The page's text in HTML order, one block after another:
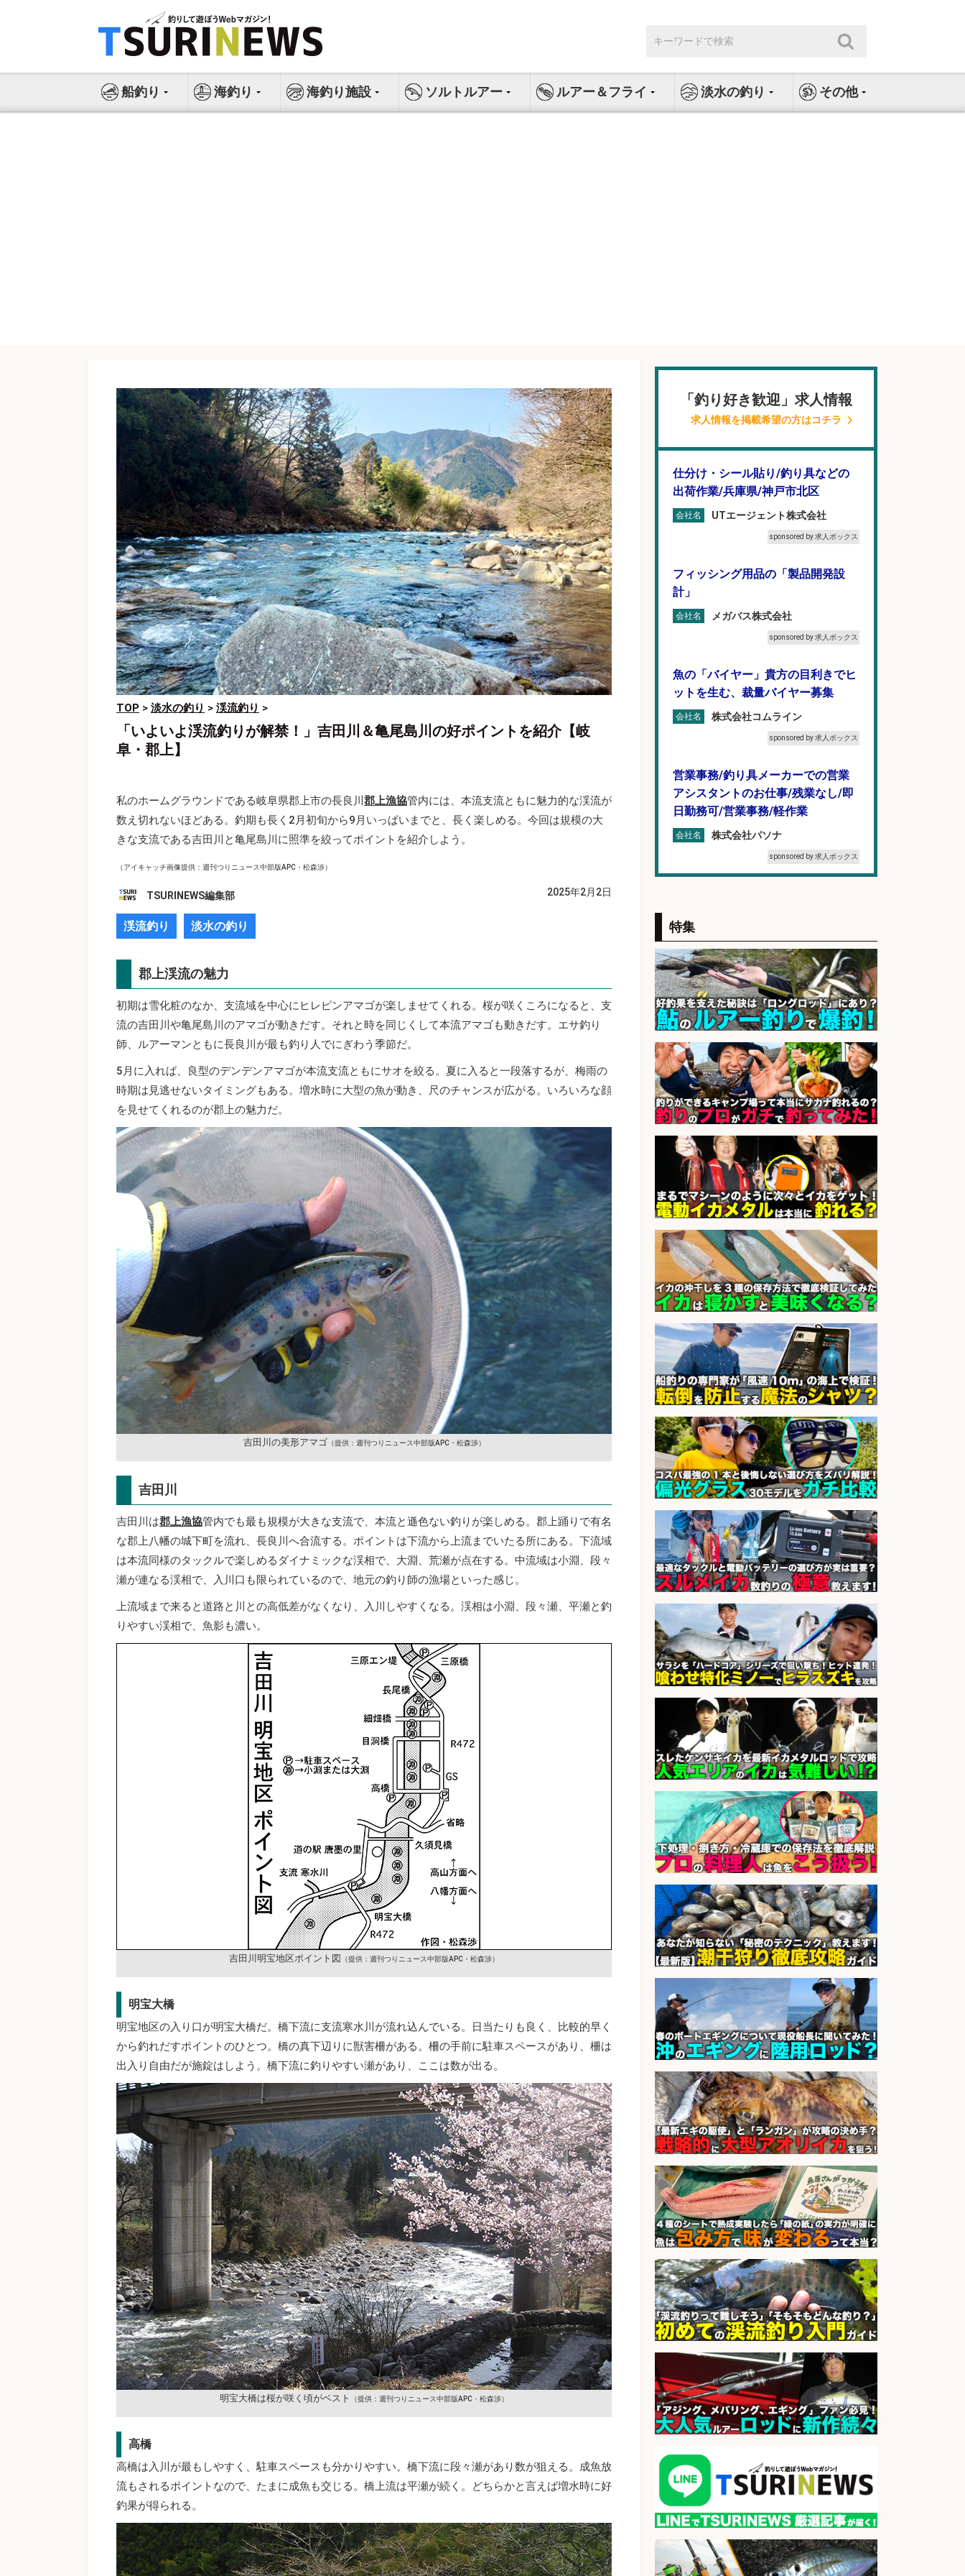
ス
索:
船釣り 海釣り 海釣り施設 ソルトルアー ルアー＆フライ 淡水の釣り その他
TOP > 淡水の釣り > 渓流釣り >
「いよいよ渓流釣りが解禁！」吉田川＆亀尾島川の好ポイントを紹介【岐
阜・郡上】
私のホームグラウンドである岐阜県郡上市の長良川 郡上漁協管内には、本流支流ともに魅力的な渓流が
数え切れないほどある。釣期も長く2月初旬から9月いっぱいまでと、長く楽しめる。今回は規模の大
きな支流である吉田川と亀尾島川に照準を絞ってポイントを紹介しよう。
（アイキャッチ画像提供：週刊つりニュース中部版APC・松森渉）
TSURINEWS編集部 2025年2月2日
渓流釣り 淡水の釣り
郡上渓流の魅力
初期は雪化粧のなか、支流域を中心にヒレピンアマゴが楽しませてくれる。桜が咲くころになると、支
流の吉田川や亀尾島川のアマゴが動きだす。それと時を同じくして本流アマゴも動きだす。エサ釣り
師、ルアーマンともに長良川が最も釣り人でにぎわう季節だ。
5月に入れば、良型のデンデンアマゴが本流支流ともにサオを絞る。夏に入ると一段落するが、梅雨の
時期は見逃せないタイミングもある。増水時に大型の魚が動き、尺のチャンスが広がる。いろいろな顔
を見せてくれるのが郡上の魅力だ。
吉田川の美形アマゴ （提供：週刊つりニュース中部版APC・松森渉）
吉田川
吉田川は郡上漁協管内でも最も規模が大きな支流で、本流と遜色ない釣りが楽しめる。郡上踊りで有名
な郡上八幡の城下町を流れ、長良川へ合流する。ポイントは下流から上流までいたる所にある。下流域
は本流同様のタックルで楽しめるダイナミックな渓相で、大淵、荒瀬が点在する。中流域は小淵、段々
瀬が連なる渓相で、入川口も限られているので、地元の釣り師の漁場といった感じ。
上流域まで来ると道路と川との高低差がなくなり、入川しやすくなる。渓相は小淵、段々瀬、平瀬と釣
りやすい渓相で、魚影も濃い。
吉田川明宝地区ポイント図 （提供：週刊つりニュース中部版APC・松森渉）
明宝大橋
明宝地区の入り口が明宝大橋だ。橋下流に支流寒水川が流れ込んでいる。日当たりも良く、比較的早く
から釣れだすポイントのひとつ。橋の真下辺りに獣害柵がある。柵の手前に駐車スペースがあり、柵は
出入り自由だが施錠はしよう。橋下流に釣りやすい瀬があり、ここは数が出る。
明宝大橋は桜が咲く頃がベスト （提供：週刊つりニュース中部版APC・松森渉）
高橋
高橋は入川が最もしやすく、駐車スペースも分かりやすい。橋下流に段々瀬があり数が狙える。成魚放
流もされるポイントなので、たまに成魚も交じる。橋上流は平瀬が続く。どちらかと言えば増水時に好
釣果が得られる。
「釣り好き歓迎」求人情報
求人情報を掲載希望の方はコチラ
仕分け・シール貼り/釣り具などの
出荷作業/兵庫県/神戸市北区
会社名 UTエージェント株式会社
sponsored by 求人ボックス
フィッシング用品の「製品開発設
計」
会社名 メガバス株式会社
sponsored by 求人ボックス
魚の「バイヤー」貴方の目利きでヒ
ットを生む、裁量バイヤー募集
会社名 株式会社コムライン
sponsored by 求人ボックス
営業事務/釣り具メーカーでの営業
アシスタントのお仕事/残業なし/即
日勤務可/営業事務/軽作業
会社名 株式会社パソナ
sponsored by 求人ボックス
務/「時給1,150円〜」/時間選べる×
未経験歓迎×残業少なめ/鹿児島県/
志布志市
会社名 株式会社ホットスタッフ鹿児島
sponsored by 求人ボックス
和食, 居酒屋/調理見習い・調理補助/
新鮮な魚料理×おでんの和食居酒屋
の若手スタッフ
会社名 サカナのハチベエ 矢場町店
釣り具などの出荷作業～～/工場/製
会社名 UTグループ株式会社
sponsored by 求人ボックス
精肉・青果・鮮魚販売/「志布志
市」「時給1,150円〜」志布志市で
お魚のカットや商品の陳列業務/時
間選べる×未経験歓迎×残業少なめ/
鹿児島県/志布志市
会社名 株式会社ホットスタッフ鹿児島
sponsored by 求人ボックス
魚をさばける方必見「鮮魚部門スタ
ッフ」/3つの働き方が選べる
会社名 株式会社旬
sponsored by 求人ボックス
日払いOKで即日収入/製造スタッフ/
「堺市堺区」「時給1,600円」入社
祝金10万円/自転車部品や釣り具の
組立/堺市堺区の工場/未経験歓迎
会社名
ーズ株式会社
sponsored by 求人ボックス
さらに求人情報を見る
特集